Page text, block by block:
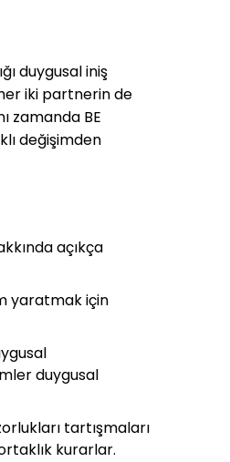
duygusal iniş
iki partnerin de
zamanda BE
değişimden
açıkça
yaratmak için
duygusal
tartışmaları
kurarlar.